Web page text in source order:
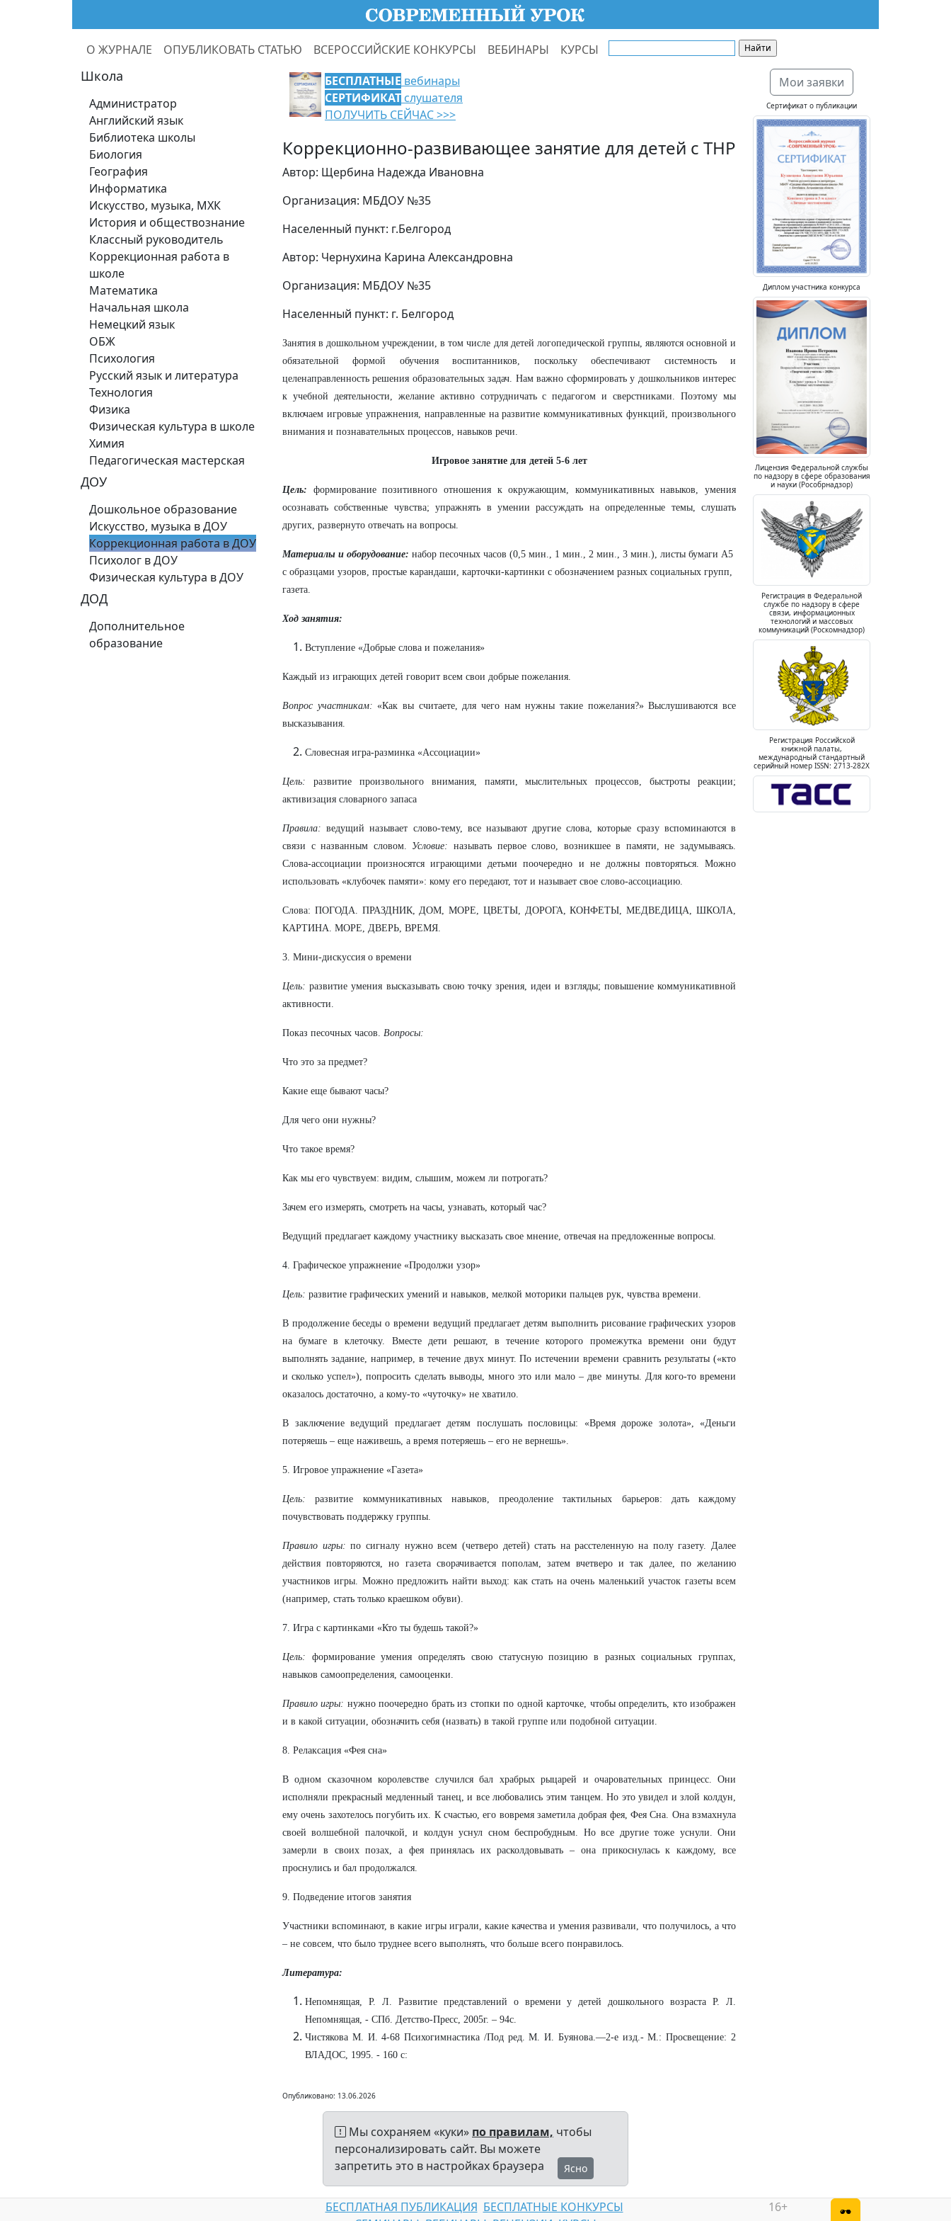
О ЖУРНАЛЕ ОПУБЛИКОВАТЬ СТАТЬЮ ВСЕРОССИЙСКИЕ КОНКУРСЫ ВЕБИНАРЫ КУРСЫ
Школа
Администратор
Английский язык
Библиотека школы
Биология
География
Информатика
Искусство, музыка, МХК
История и обществознание
Классный руководитель
Коррекционная работа в
школе
Математика
Начальная школа
Немецкий язык
ОБЖ
Психология
Русский язык и литература
Технология
Физика
Физическая культура в школе
Химия
Педагогическая мастерская
ДОУ
Дошкольное образование
Искусство, музыка в ДОУ
Коррекционная работа в ДОУ
Психолог в ДОУ
Физическая культура в ДОУ
ДОД
Дополнительное
образование
БЕСПЛАТНЫЕ вебинары
СЕРТИФИКАТ слушателя
ПОЛУЧИТЬ СЕЙЧАС >>>
Коррекционно-развивающее занятие для детей с ТНР
Автор: Щербина Надежда Ивановна
Организация: МБДОУ №35
Населенный пункт: г.Белгород
Автор: Чернухина Карина Александровна
Организация: МБДОУ №35
Населенный пункт: г. Белгород
Занятия в дошкольном учреждении, в том числе для детей логопедической группы, являются основной и
обязательной формой обучения воспитанников, поскольку обеспечивают системность и
целенаправленность решения образовательных задач. Нам важно сформировать у дошкольников интерес
к учебной деятельности, желание активно сотрудничать с педагогом и сверстниками. Поэтому мы
включаем игровые упражнения, направленные на развитие коммуникативных функций, произвольного
внимания и познавательных процессов, навыков речи.
Игровое занятие для детей 5-6 лет
Цель: формирование позитивного отношения к окружающим, коммуникативных навыков, умения
осознавать собственные чувства; упражнять в умении рассуждать на определенные темы, слушать
других, развернуто отвечать на вопросы.
Материалы и оборудование: набор песочных часов (0,5 мин., 1 мин., 2 мин., 3 мин.), листы бумаги А5
с образцами узоров, простые карандаши, карточки-картинки с обозначением разных социальных групп,
газета.
Ход занятия:
Вступление «Добрые слова и пожелания»
Каждый из играющих детей говорит всем свои добрые пожелания.
Вопрос участникам: «Как вы считаете, для чего нам нужны такие пожелания?» Выслушиваются все
высказывания.
Словесная игра-разминка «Ассоциации»
Цель: развитие произвольного внимания, памяти, мыслительных процессов, быстроты реакции;
активизация словарного запаса
Правила: ведущий называет слово-тему, все называют другие слова, которые сразу вспоминаются в
связи с названным словом. Условие: называть первое слово, возникшее в памяти, не задумываясь.
Слова-ассоциации произносятся играющими детьми поочередно и не должны повторяться. Можно
использовать «клубочек памяти»: кому его передают, тот и называет свое слово-ассоциацию.
Слова: ПОГОДА. ПРАЗДНИК, ДОМ, МОРЕ, ЦВЕТЫ, ДОРОГА, КОНФЕТЫ, МЕДВЕДИЦА, ШКОЛА,
КАРТИНА. МОРЕ, ДВЕРЬ, ВРЕМЯ.
3. Мини-дискуссия о времени
Цель: развитие умения высказывать свою точку зрения, идеи и взгляды; повышение коммуникативной
активности.
Показ песочных часов. Вопросы:
Что это за предмет?
Какие еще бывают часы?
Для чего они нужны?
Что такое время?
Как мы его чувствуем: видим, слышим, можем ли потрогать?
Зачем его измерять, смотреть на часы, узнавать, который час?
Ведущий предлагает каждому участнику высказать свое мнение, отвечая на предложенные вопросы.
4. Графическое упражнение «Продолжи узор»
Цель: развитие графических умений и навыков, мелкой моторики пальцев рук, чувства времени.
В продолжение беседы о времени ведущий предлагает детям выполнить рисование графических узоров
на бумаге в клеточку. Вместе дети решают, в течение которого промежутка времени они будут
выполнять задание, например, в течение двух минут. По истечении времени сравнить результаты («кто
и сколько успел»), попросить сделать выводы, много это или мало – две минуты. Для кого-то времени
оказалось достаточно, а кому-то «чуточку» не хватило.
В заключение ведущий предлагает детям послушать пословицы: «Время дороже золота», «Деньги
потеряешь – еще наживешь, а время потеряешь – его не вернешь».
5. Игровое упражнение «Газета»
Цель: развитие коммуникативных навыков, преодоление тактильных барьеров: дать каждому
почувствовать поддержку группы.
Правило игры: по сигналу нужно всем (четверо детей) стать на расстеленную на полу газету. Далее
действия повторяются, но газета сворачивается пополам, затем вчетверо и так далее, по желанию
участников игры. Можно предложить найти выход: как стать на очень маленький участок газеты всем
(например, стать только краешком обуви).
7. Игра с картинками «Кто ты будешь такой?»
Цель: формирование умения определять свою статусную позицию в разных социальных группах,
навыков самоопределения, самооценки.
Правило игры: нужно поочередно брать из стопки по одной карточке, чтобы определить, кто изображен
и в какой ситуации, обозначить себя (назвать) в такой группе или подобной ситуации.
8. Релаксация «Фея сна»
В одном сказочном королевстве случился бал храбрых рыцарей и очаровательных принцесс. Они
исполняли прекрасный медленный танец, и все любовались этим танцем. Но это увидел и злой колдун,
ему очень захотелось погубить их. К счастью, его вовремя заметила добрая фея, Фея Сна. Она взмахнула
своей волшебной палочкой, и колдун уснул сном беспробудным. Но все другие тоже уснули. Они
замерли в своих позах, а фея принялась их расколдовывать – она прикоснулась к каждому, все
проснулись и бал продолжался.
9. Подведение итогов занятия
Участники вспоминают, в какие игры играли, какие качества и умения развивали, что получилось, а что
– не совсем, что было труднее всего выполнять, что больше всего понравилось.
Литература:
Непомнящая, Р. Л. Развитие представлений о времени у детей дошкольного возраста Р. Л.
Непомнящая, - СПб. Детство-Пресс, 2005г. – 94с.
Чистякова М. И. 4-68 Психогимнастика /Под ред. М. И. Буянова.—2-е изд.- М.: Просвещение: 2
ВЛАДОС, 1995. - 160 с:
Опубликовано: 13.06.2026
Мои заявки
Сертификат о публикации
Диплом участника конкурса
Лицензия Федеральной службы
по надзору в сфере образования
и науки (Рособрнадзор)
Регистрация в Федеральной
службе по надзору в сфере
связи, информационных
технологий и массовых
коммуникаций (Роскомнадзор)
Регистрация Российской
книжной палаты,
международный стандартный
серийный номер ISSN: 2713-282X
Мы сохраняем «куки» по правилам, чтобы
персонализировать сайт. Вы можете
запретить это в настройках браузера
Ясно
БЕСПЛАТНАЯ ПУБЛИКАЦИЯ БЕСПЛАТНЫЕ КОНКУРСЫ
16+